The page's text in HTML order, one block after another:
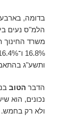
בדומה, בארבע
ותשע"ג
הדבר הטוב
נכונים, הוא
ולא רק